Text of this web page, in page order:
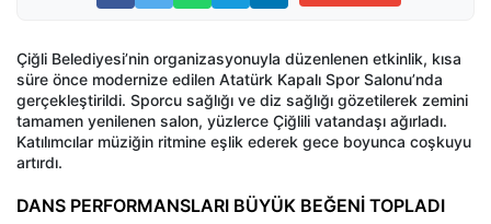
Çiğli Belediyesi’nin organizasyonuyla düzenlenen etkinlik, kısa
süre önce modernize edilen Atatürk Kapalı Spor Salonu’nda
gerçekleştirildi. Sporcu sağlığı ve diz sağlığı gözetilerek zemini
tamamen yenilenen salon, yüzlerce Çiğlili vatandaşı ağırladı.
Katılımcılar müziğin ritmine eşlik ederek gece boyunca coşkuyu
artırdı.
DANS PERFORMANSLARI BÜYÜK BEĞENİ TOPLADI